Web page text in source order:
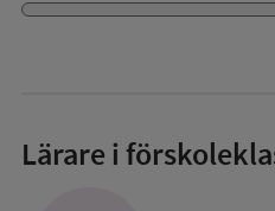
Lärare i